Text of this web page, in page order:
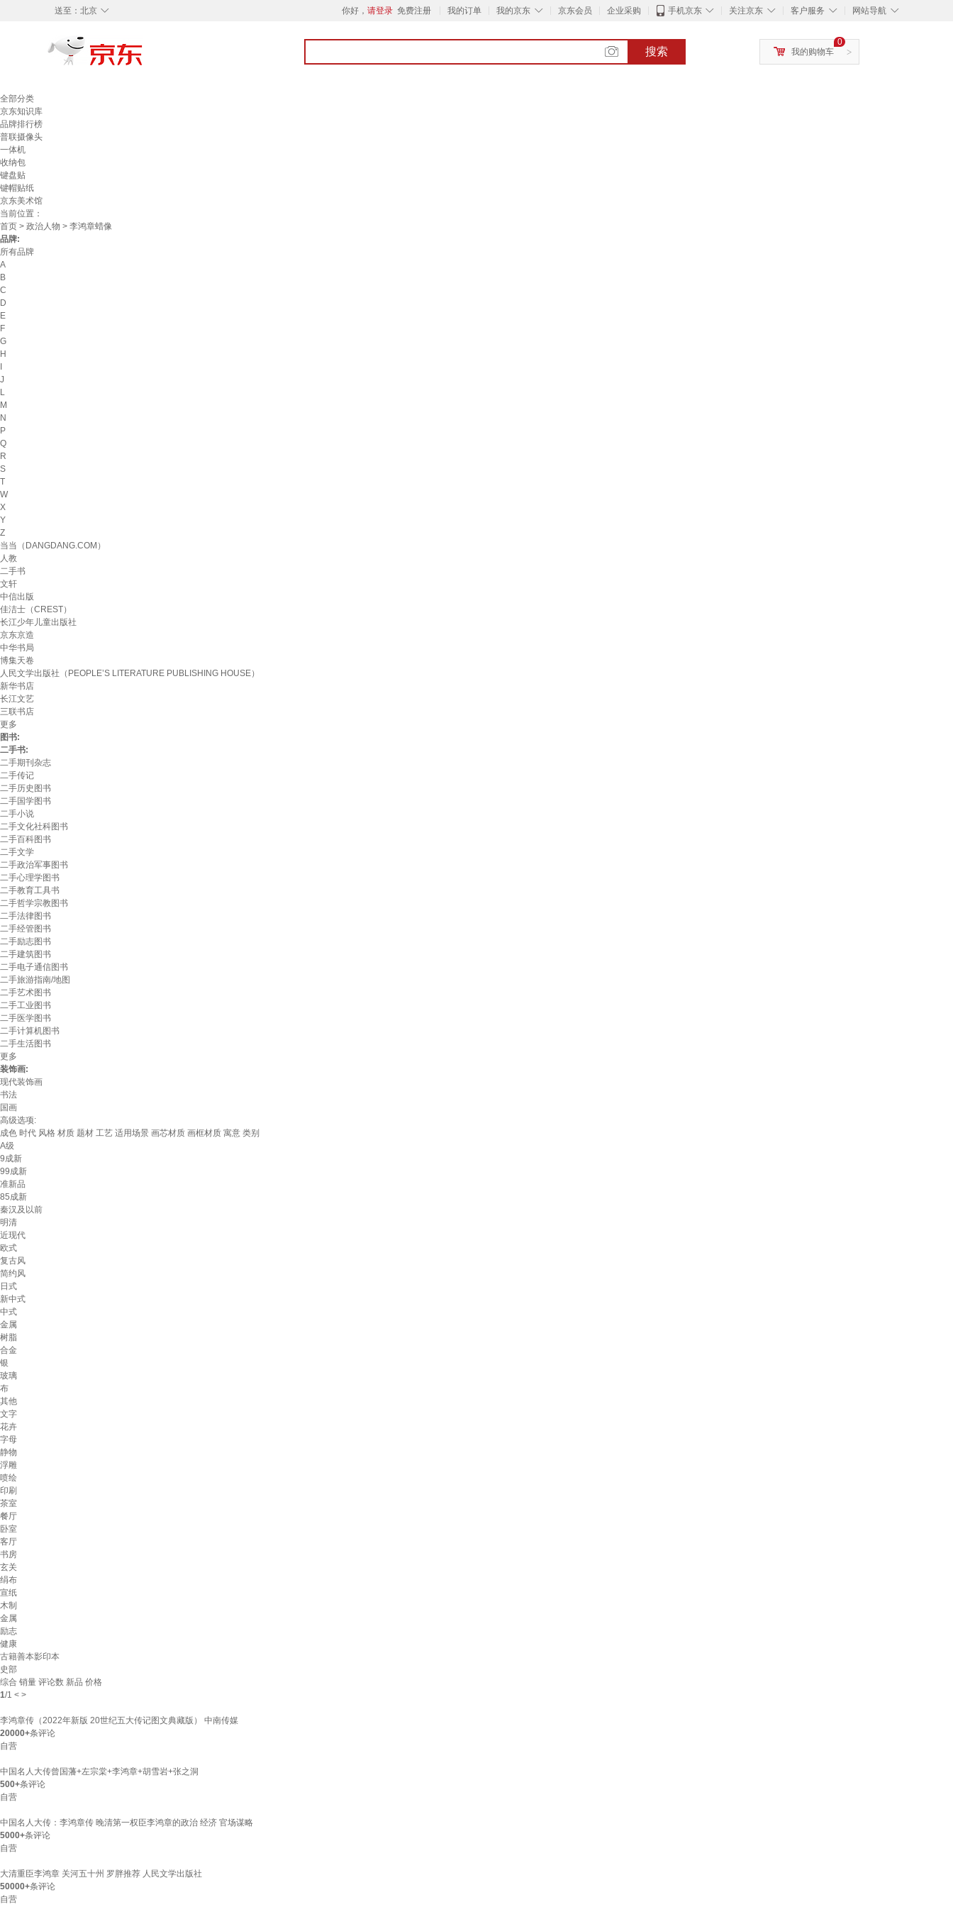
◇
送至： 北京 你好， 请登录 免费注册 我的订单 ◇
我的京东 京东会员 企业采购 ◇
手机京东 ◇
关注京东 ◇
客户服务 ◇
网站导航
搜索 >
0
我的购物车
全部分类
京东知识库
品牌排行榜
普联摄像头
一体机
收纳包
键盘贴
键帽贴纸
京东美术馆
当前位置：
首页 > 政治人物 > 李鸿章蜡像
品牌:
所有品牌
A
B
C
D
E
F
G
H
J
L
M
N
P
Q
R
S
T
W
X
Y
Z
当当（DANGDANG.COM）
人教
二手书
文轩
中信出版
佳洁士（CREST）
长江少年儿童出版社
京东京造
中华书局
博集天卷
人民文学出版社（PEOPLE’S LITERATURE PUBLISHING HOUSE）
新华书店
长江文艺
三联书店
更多
图书:
二手书:
二手期刊杂志
二手传记
二手历史图书
二手国学图书
二手小说
二手文化社科图书
二手百科图书
二手文学
二手政治军事图书
二手心理学图书
二手教育工具书
二手哲学宗教图书
二手法律图书
二手经管图书
二手励志图书
二手建筑图书
二手电子通信图书
二手旅游指南/地图
二手艺术图书
二手工业图书
二手医学图书
二手计算机图书
二手生活图书
更多
装饰画:
现代装饰画
书法
国画
高级选项:
成色 时代 风格 材质 题材 工艺 适用场景 画芯材质 画框材质 寓意 类别
A级
9成新
99成新
准新品
85成新
秦汉及以前
明清
近现代
欧式
复古风
简约风
日式
新中式
中式
金属
树脂
合金
银
玻璃
布
其他
文字
花卉
字母
静物
浮雕
喷绘
印刷
茶室
餐厅
卧室
客厅
书房
玄关
绢布
宣纸
木制
金属
励志
健康
古籍善本影印本
史部
综合 销量 评论数 新品 价格
1/1 < >
李鸿章传（2022年新版 20世纪五大传记图文典藏版） 中南传媒
20000+条评论
自营
中国名人大传曾国藩+左宗棠+李鸿章+胡雪岩+张之洞
500+条评论
自营
中国名人大传：李鸿章传 晚清第一权臣李鸿章的政治 经济 官场谋略
5000+条评论
自营
大清重臣李鸿章 关河五十州 罗胖推荐 人民文学出版社
50000+条评论
自营